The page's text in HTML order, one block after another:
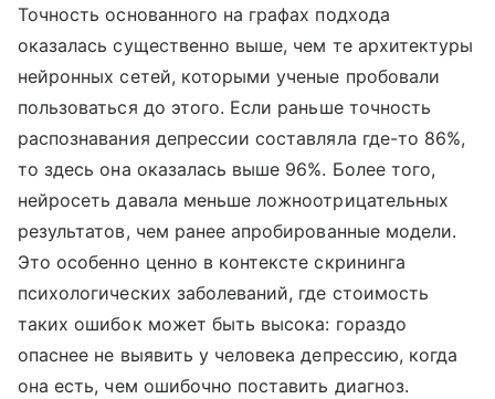
Точность основанного на графах подхода
оказалась существенно выше, чем те архитектуры
нейронных сетей, которыми ученые пробовали
пользоваться до этого. Если раньше точность
распознавания депрессии составляла где-то 86%,
то здесь она оказалась выше 96%. Более того,
нейросеть давала меньше ложноотрицательных
результатов, чем ранее апробированные модели.
Это особенно ценно в контексте скрининга
психологических заболеваний, где стоимость
таких ошибок может быть высока: гораздо
опаснее не выявить у человека депрессию, когда
она есть, чем ошибочно поставить диагноз.